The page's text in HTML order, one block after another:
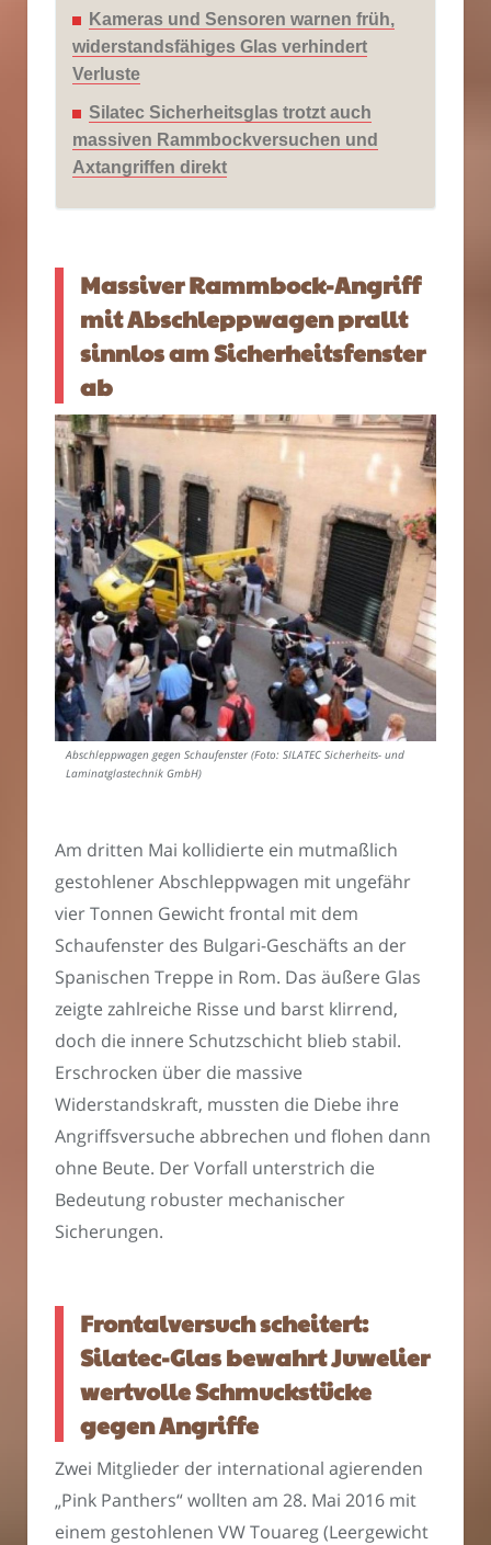
Kameras und Sensoren warnen früh,
widerstandsfähiges Glas verhindert
Verluste
Silatec Sicherheitsglas trotzt auch
massiven Rammbockversuchen und
Axtangriffen direkt
Massiver Rammbock-Angriff
mit Abschleppwagen prallt
sinnlos am Sicherheitsfenster
ab
Abschleppwagen gegen Schaufenster (Foto: SILATEC Sicherheits- und
Laminatglastechnik GmbH)
Am dritten Mai kollidierte ein mutmaßlich
gestohlener Abschleppwagen mit ungefähr
vier Tonnen Gewicht frontal mit dem
Schaufenster des Bulgari-Geschäfts an der
Spanischen Treppe in Rom. Das äußere Glas
zeigte zahlreiche Risse und barst klirrend,
doch die innere Schutzschicht blieb stabil.
Erschrocken über die massive
Widerstandskraft, mussten die Diebe ihre
Angriffsversuche abbrechen und flohen dann
ohne Beute. Der Vorfall unterstrich die
Bedeutung robuster mechanischer
Sicherungen.
Frontalversuch scheitert:
Silatec-Glas bewahrt Juwelier
wertvolle Schmuckstücke
gegen Angriffe
Zwei Mitglieder der international agierenden
„Pink Panthers“ wollten am 28. Mai 2016 mit
einem gestohlenen VW Touareg (Leergewicht